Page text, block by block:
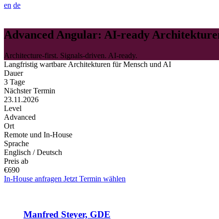
en de
Advanced Angular: AI-ready
Architecture-first. Signals-driven. AI-ready.
Langfristig wartbare Architekturen für Mensch und AI
Dauer
3 Tage
Nächster Termin
23.11.2026
Level
Advanced
Ort
Remote und In-House
Sprache
Englisch / Deutsch
Preis ab
€690
In-House anfragen Jetzt Termin wählen
Manfred Steyer, GDE